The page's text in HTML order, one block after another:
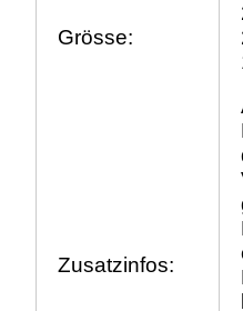
Grösse:
Zusatzinfos: